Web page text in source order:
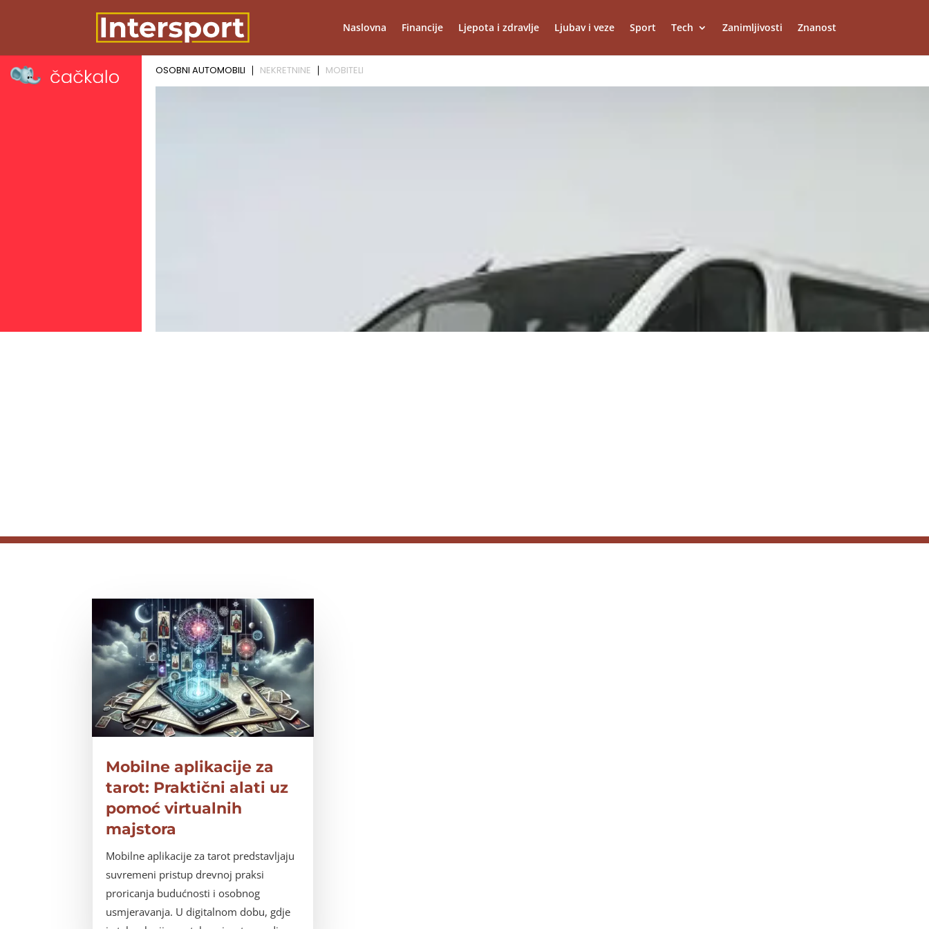
Naslovna Financije Ljepota i zdravlje Ljubav i veze Sport Tech Zanimljivosti Znanost
Mobilne aplikacije za
tarot: Praktični alati uz
pomoć virtualnih
majstora
Mobilne aplikacije za tarot predstavljaju
suvremeni pristup drevnoj praksi
proricanja budućnosti i osobnog
usmjeravanja. U digitalnom dobu, gdje